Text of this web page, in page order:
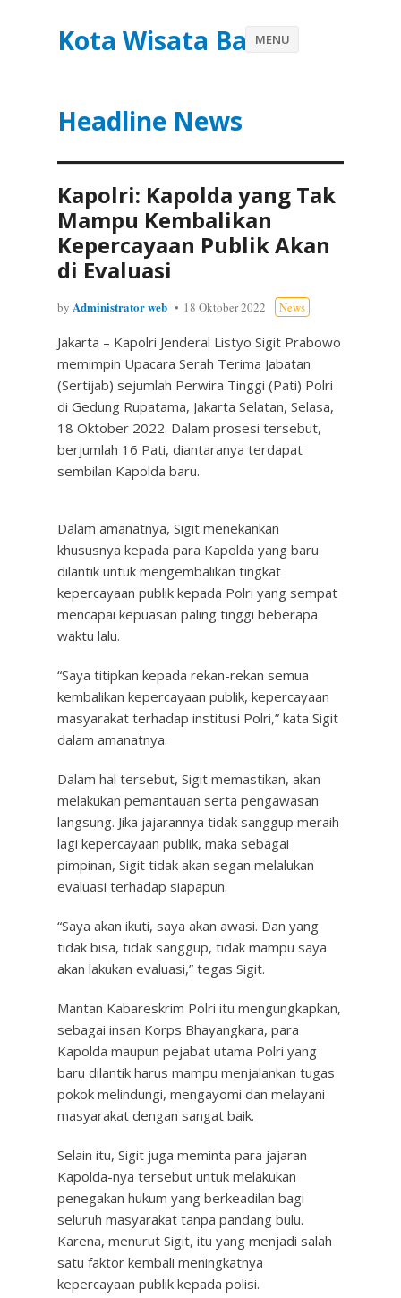
Kota Wisata Batu
Headline News
MENU
Kapolri: Kapolda yang Tak
Mampu Kembalikan
Kepercayaan Publik Akan
di Evaluasi
by Administrator web 18 Oktober 2022 News
Jakarta – Kapolri Jenderal Listyo Sigit Prabowo
memimpin Upacara Serah Terima Jabatan
(Sertijab) sejumlah Perwira Tinggi (Pati) Polri
di Gedung Rupatama, Jakarta Selatan, Selasa,
18 Oktober 2022. Dalam prosesi tersebut,
berjumlah 16 Pati, diantaranya terdapat
sembilan Kapolda baru.
Dalam amanatnya, Sigit menekankan
khususnya kepada para Kapolda yang baru
dilantik untuk mengembalikan tingkat
kepercayaan publik kepada Polri yang sempat
mencapai kepuasan paling tinggi beberapa
waktu lalu.
“Saya titipkan kepada rekan-rekan semua
kembalikan kepercayaan publik, kepercayaan
masyarakat terhadap institusi Polri,” kata Sigit
dalam amanatnya.
Dalam hal tersebut, Sigit memastikan, akan
melakukan pemantauan serta pengawasan
langsung. Jika jajarannya tidak sanggup meraih
lagi kepercayaan publik, maka sebagai
pimpinan, Sigit tidak akan segan melalukan
evaluasi terhadap siapapun.
“Saya akan ikuti, saya akan awasi. Dan yang
tidak bisa, tidak sanggup, tidak mampu saya
akan lakukan evaluasi,” tegas Sigit.
Mantan Kabareskrim Polri itu mengungkapkan,
sebagai insan Korps Bhayangkara, para
Kapolda maupun pejabat utama Polri yang
baru dilantik harus mampu menjalankan tugas
pokok melindungi, mengayomi dan melayani
masyarakat dengan sangat baik.
Selain itu, Sigit juga meminta para jajaran
Kapolda-nya tersebut untuk melakukan
penegakan hukum yang berkeadilan bagi
seluruh masyarakat tanpa pandang bulu.
Karena, menurut Sigit, itu yang menjadi salah
satu faktor kembali meningkatnya
kepercayaan publik kepada polisi.